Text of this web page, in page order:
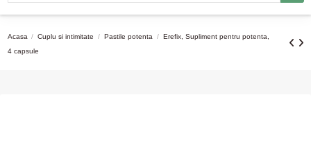
Acasa Cuplu si intimitate Pastile potenta
Erefix, Supliment pentru potenta,
4 capsule